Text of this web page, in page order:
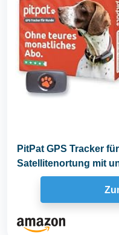
PitPat GPS Tracker
Satellitenortung mit